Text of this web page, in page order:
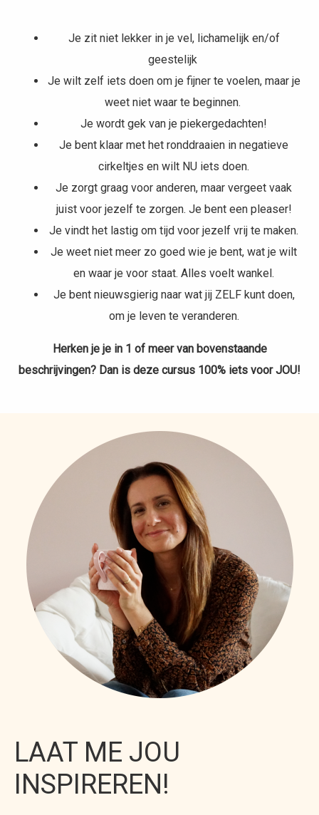
Je zit niet lekker in je vel, lichamelijk en/of
geestelijk
Je wilt zelf iets doen om je fijner te voelen, maar je
weet niet waar te beginnen.
Je wordt gek van je piekergedachten!
Je bent klaar met het ronddraaien in negatieve
cirkeltjes en wilt NU iets doen.
Je zorgt graag voor anderen, maar vergeet vaak
juist voor jezelf te zorgen. Je bent een pleaser!
Je vindt het lastig om tijd voor jezelf vrij te maken.
Je weet niet meer zo goed wie je bent, wat je wilt
en waar je voor staat. Alles voelt wankel.
Je bent nieuwsgierig naar wat jij ZELF kunt doen,
om je leven te veranderen.
Herken je je in 1 of meer van bovenstaande
beschrijvingen? Dan is deze cursus 100% iets voor JOU!
LAAT ME JOU
INSPIREREN!